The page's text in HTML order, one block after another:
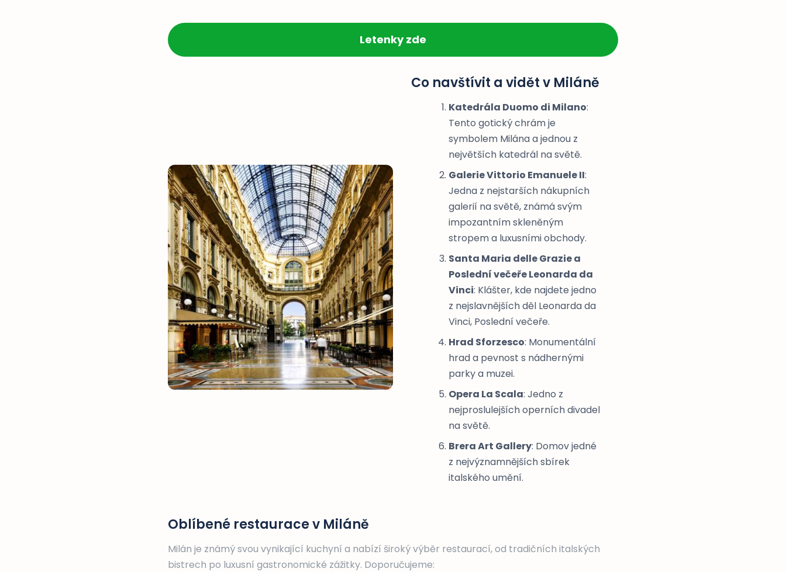
Letenky zde
Co navštívit a vidět v Miláně
Katedrála Duomo di Milano:
Tento gotický chrám je
symbolem Milána a jednou z
největších katedrál na světě.
Galerie Vittorio Emanuele II:
Jedna z nejstarších nákupních
galerií na světě, známá svým
impozantním skleněným
stropem a luxusními obchody.
Santa Maria delle Grazie a
Poslední večeře Leonarda da
Vinci: Klášter, kde najdete jedno
z nejslavnějších děl Leonarda da
Vinci, Poslední večeře.
Hrad Sforzesco: Monumentální
hrad a pevnost s nádhernými
parky a muzei.
Opera La Scala: Jedno z
nejproslulejších operních divadel
na světě.
Brera Art Gallery: Domov jedné
z nejvýznamnějších sbírek
italského umění.
Oblíbené restaurace v Miláně
Milán je známý svou vynikající kuchyní a nabízí široký výběr restaurací, od tradičních italských
bistrech po luxusní gastronomické zážitky. Doporučujeme: